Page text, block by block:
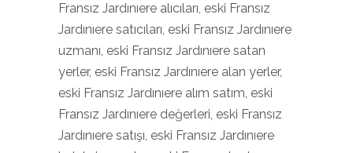
Fransız Jardınıere alıcıları, eski Fransız
Jardınıere satıcıları, eski Fransız Jardınıere
uzmanı, eski Fransız Jardınıere satan
yerler, eski Fransız Jardınıere alan yerler,
eski Fransız Jardınıere alım satım, eski
Fransız Jardınıere değerleri, eski Fransız
Jardınıere satışı, eski Fransız Jardınıere